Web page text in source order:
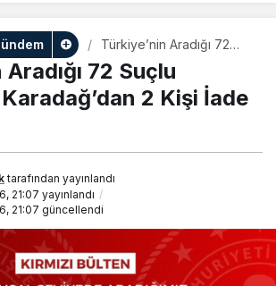
Türkiye’nin Aradığı 72
Karadağ’dan 2 Kişi İade
Edildi
72 Suçlu
2 Kişi İade
tarafından yayınlandı
21:07 yayınlandı
21:07 güncellendi